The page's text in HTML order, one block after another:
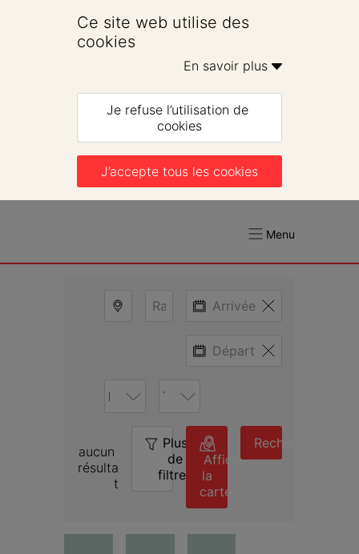
Ce site web utilise des
cookies
En savoir plus
Je refuse l’utilisation de
cookies
J’accepte tous les cookies
Menu
aucun
résulta
t
Plus
de
filtres
0
Afficher
la
carte
Rechercher